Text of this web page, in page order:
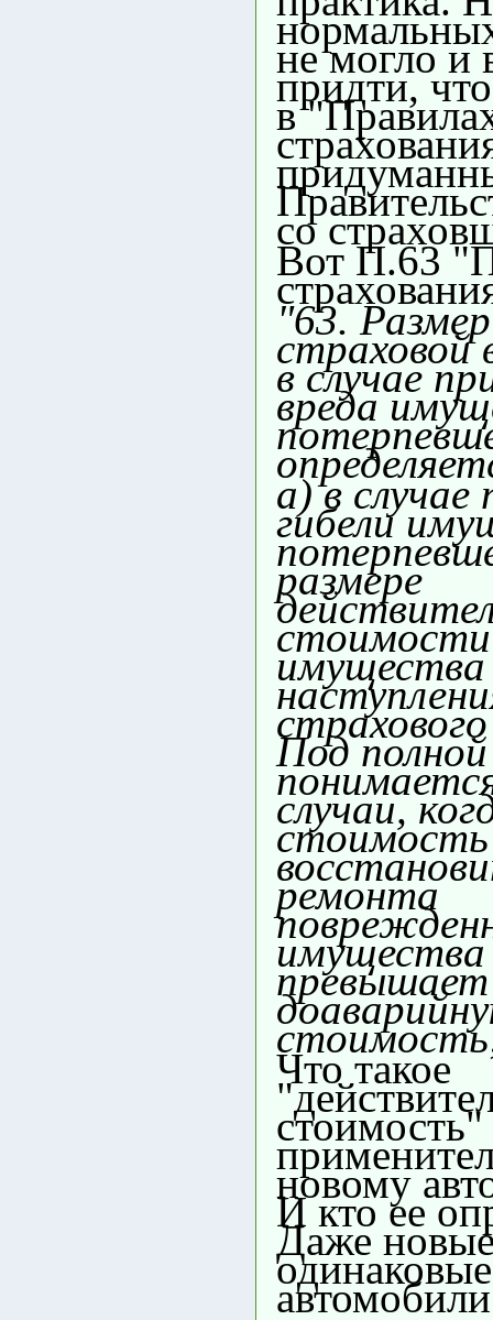
не могло и
придти,
в
со
Вот П.63
"63. Размер
в случае
вреда
а) в случае
гибели
размере
стоимости
имущества
Под
случаи,
стоимость
ремонта
имущества
превышает
Что такое
стоимость"
новому
И кто ее
Даже
одинаковые